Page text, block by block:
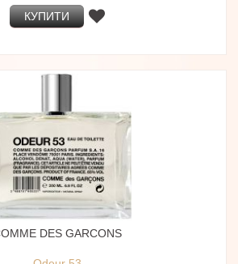
КУПИТИ
DES GARCONS